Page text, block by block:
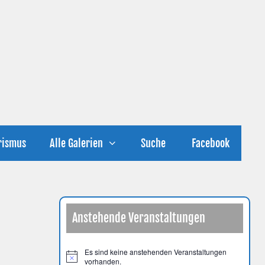
Alle Galerien Suche Facebook
Anstehende Veranstaltungen
H
Es sind keine anstehenden Veranstaltungen
vorhanden.